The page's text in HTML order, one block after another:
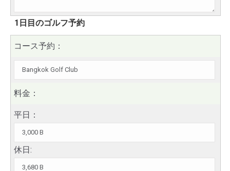
1日目のゴルフ予約
コース予約：
料金：
平日：
休日: